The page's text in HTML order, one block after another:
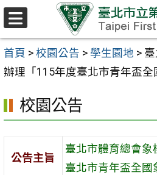
跳至主要內容區
首頁 > 校園公告 > 學生園地 >
辦理「115年度臺北市青年盃全
校園公告
公告主旨
臺北市體育總會象
臺北市青年盃全國
選
單